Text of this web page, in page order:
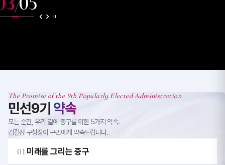
/
The Promise of the 9th Popularly Elected Administration
민선9기 약속
모든 순간, 우리 곁에 중구를 위한 5가지 약속.
김길성 구청장이 구민에게 약속드립니다.
01 미래를 그리는 중구